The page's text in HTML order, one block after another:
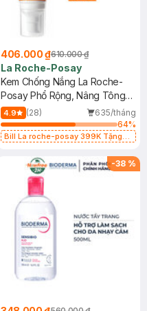
406.000 ₫610.000 ₫
La Roche-Posay
Kem Chống Nắng La Roche-
Posay Phổ Rộng, Nâng Tông
Kiềm Dầu 50ml
4.9 (28)
635/tháng
64%
Bill La roche-posay 399K Tặng
(SL có hạn)
-38 %